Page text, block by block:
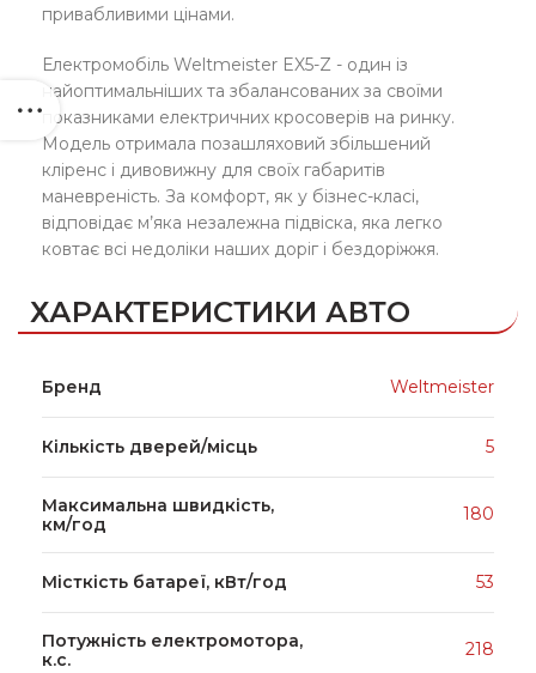
привабливими цінами.
Електромобіль Weltmeister EX5-Z - один із
найоптимальніших та збалансованих за своїми
показниками електричних кросоверів на ринку.
Модель отримала позашляховий збільшений
кліренс і дивовижну для своїх габаритів
маневреність. За комфорт, як у бізнес-класі,
відповідає м’яка незалежна підвіска, яка легко
ковтає всі недоліки наших доріг і бездоріжжя.
ХАРАКТЕРИСТИКИ АВТО
Бренд Weltmeister
Кількість дверей/місць 5
Максимальна швидкість,
км/год
180
Місткість батареї, кВт/год 53
Потужність електромотора,
к.с.
218